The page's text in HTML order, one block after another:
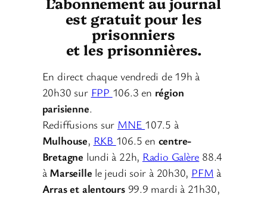
est gratuit pour les
prisonniers
et les prisonnières.
En direct chaque vendredi de 19h à
20h30 sur FPP 106.3 en région
parisienne.
Rediffusions sur MNE 107.5 à
Mulhouse, RKB 106.5 en centre-
Bretagne lundi à 22h, Radio Galère 88.4
à Marseille le jeudi soir à 20h30, PFM à
Arras et alentours99.9 mardi à 21h30,